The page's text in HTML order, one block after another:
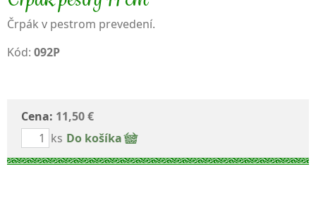
Črpák v pestrom prevedení.
Kód: 092P
Cena: 11,50 €
ks Do košíka